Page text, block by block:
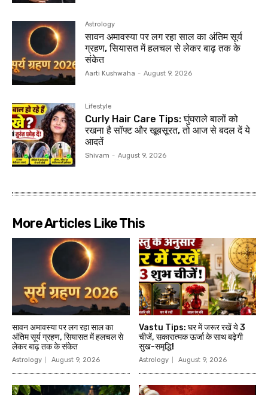
Astrology
सावन अमावस्या पर लग रहा साल का अंतिम सूर्य
ग्रहण, सियासत में हलचल से लेकर बाढ़ तक के
संकेत
Aarti Kushwaha - August 9, 2026
Lifestyle
Curly Hair Care Tips: घुंघराले बालों को
रखना है सॉफ्ट और खूबसूरत, तो आज से बदल दें ये
आदतें
Shivam - August 9, 2026
More Articles Like This
सावन अमावस्या पर लग रहा साल का
अंतिम सूर्य ग्रहण, सियासत में हलचल से
लेकर बाढ़ तक के संकेत
Astrology August 9, 2026
Vastu Tips: घर में जरूर रखें ये 3
चीजें, सकारात्मक ऊर्जा के साथ बढ़ेगी
सुख-समृद्धि!
Astrology August 9, 2026